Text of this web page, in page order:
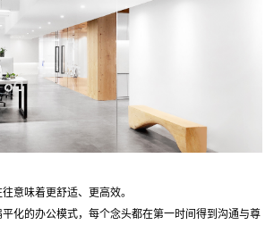
意味着更舒适、更高效。
化的办公模式，每个念头都在第一时间得到沟通与尊